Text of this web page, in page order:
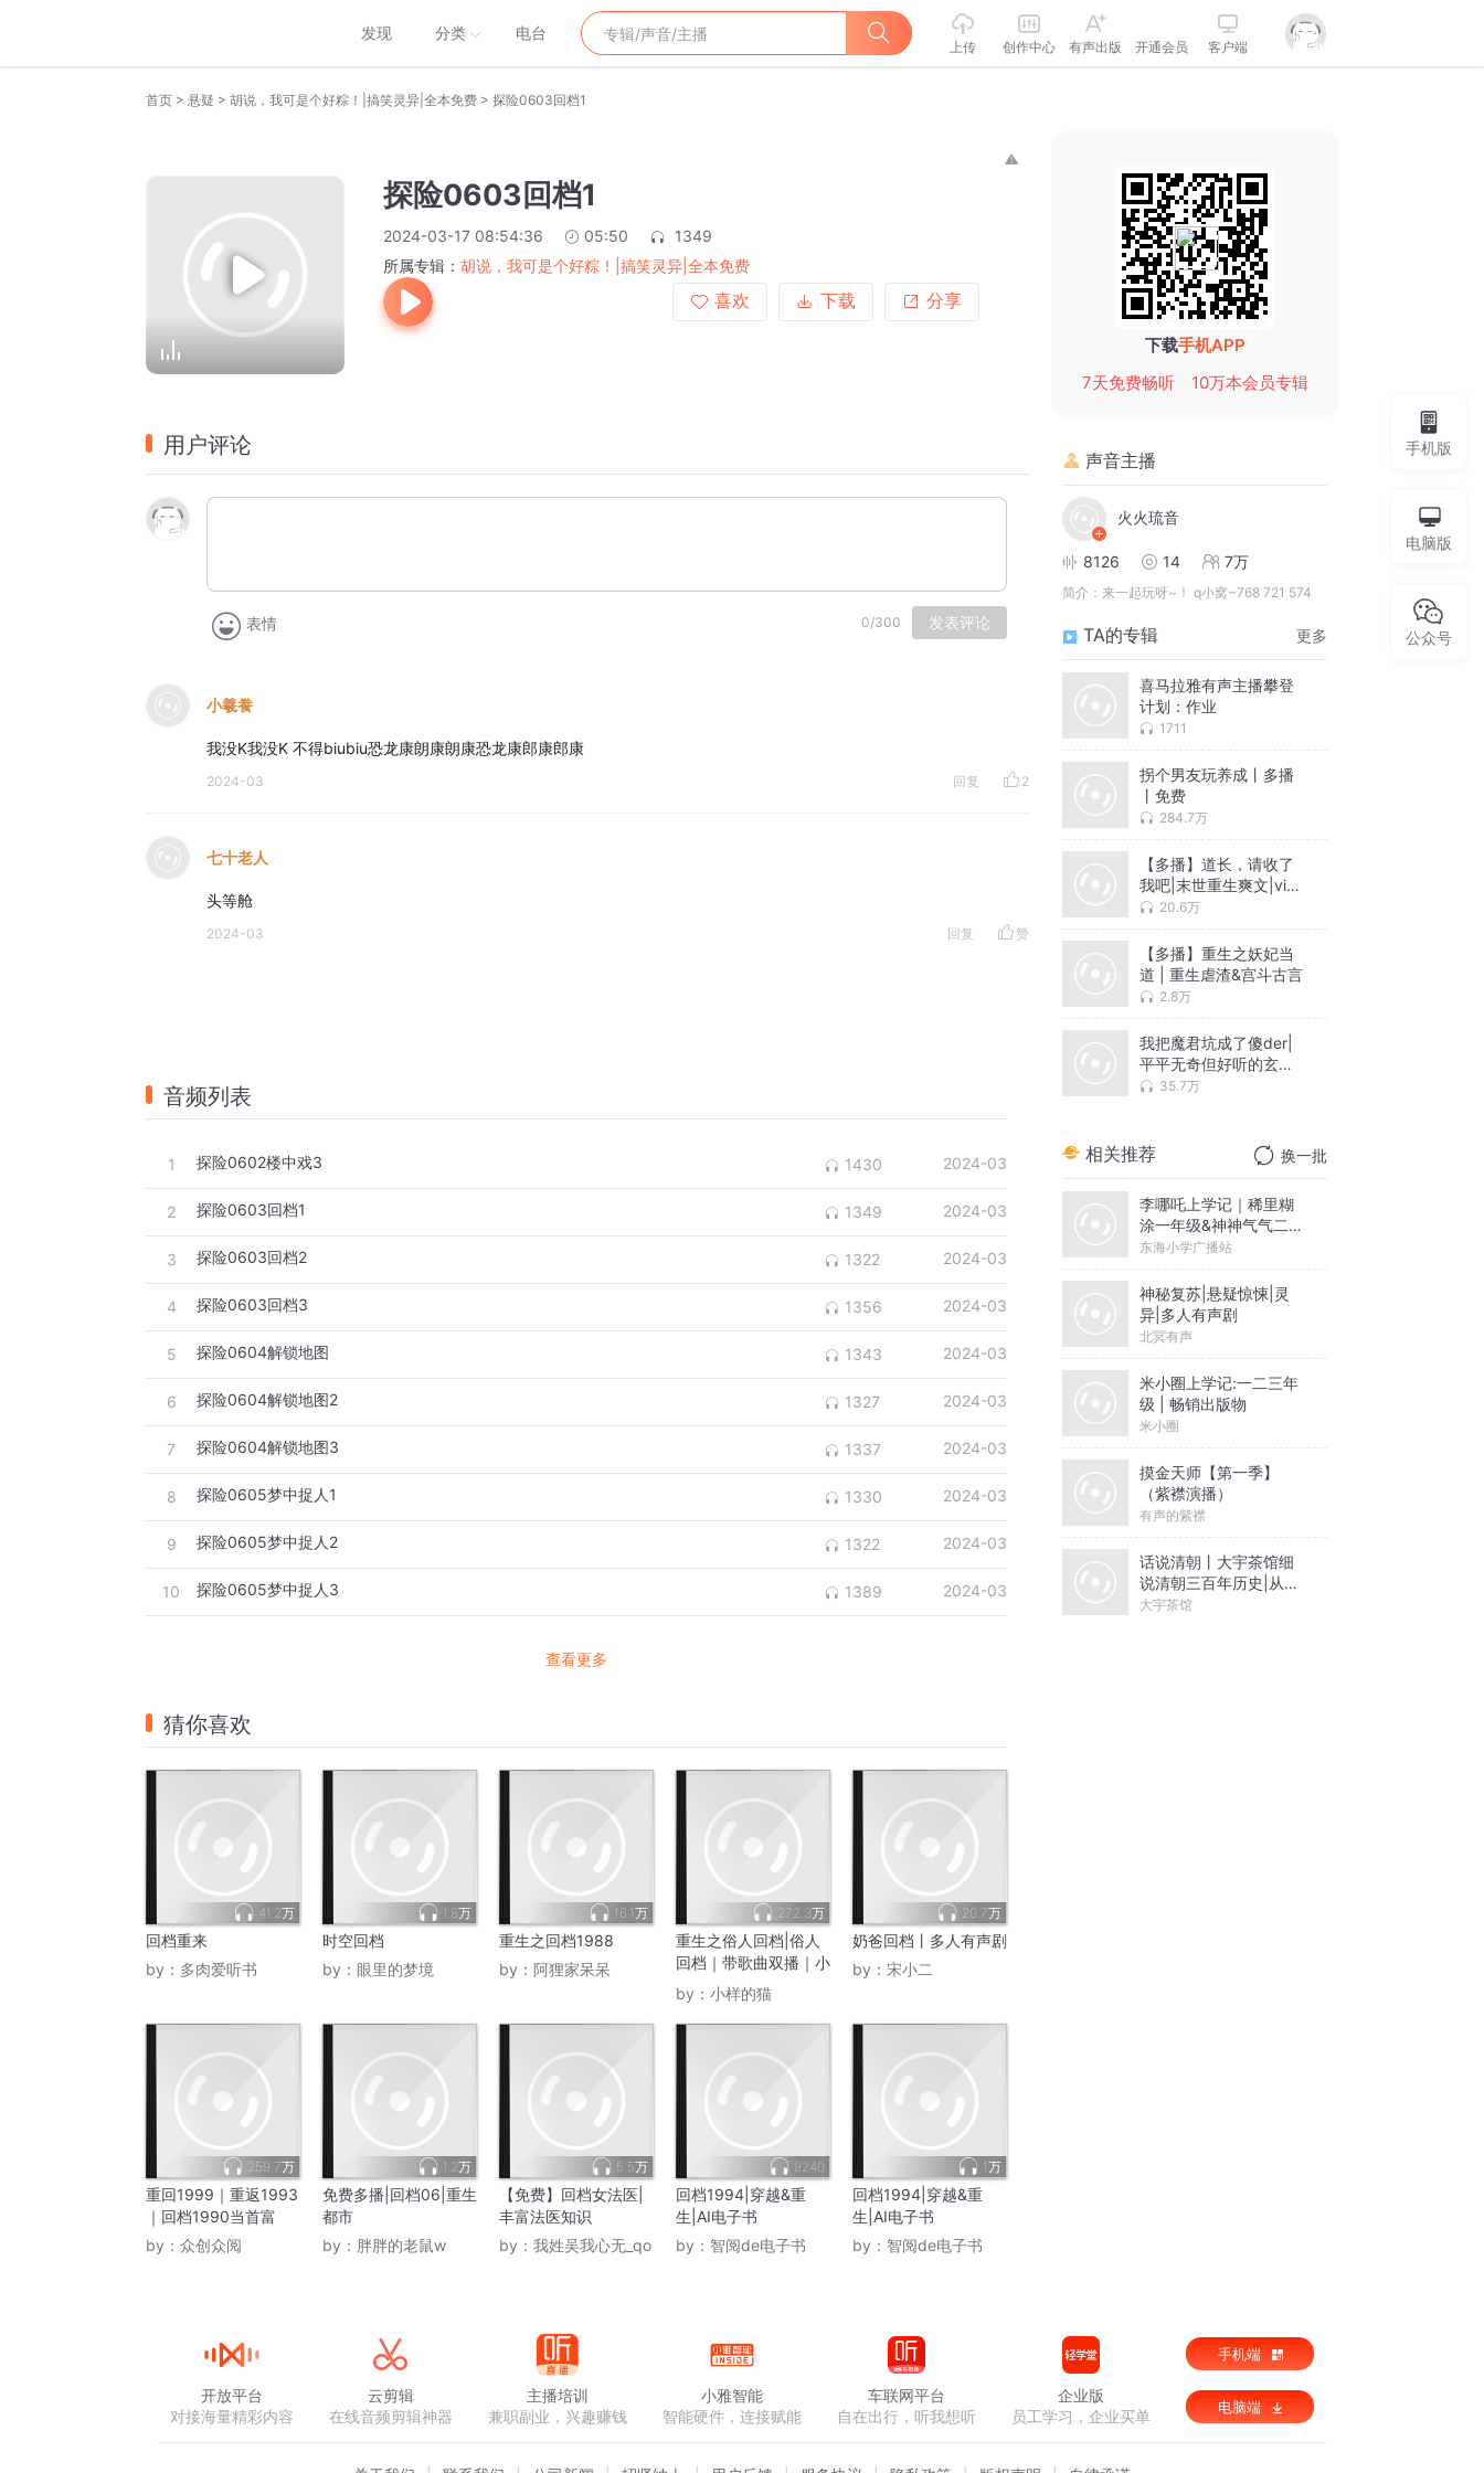
发现 分类 电台
上传 创作中心 有声出版 开通会员 客户端
首页 > 悬疑 > 胡说，我可是个好粽！|搞笑灵异|全本免费 > 探险0603回档1
探险0603回档1
2024-03-17 08:54:36 05:50
1349
所属专辑： 胡说，我可是个好粽！|搞笑灵异|全本免费
喜欢
下载 分享
用户评论
表情 0/300 发表评论
小羲飬
我没K我没K 不得biubiu恐龙康朗康朗康恐龙康郎康郎康
2024-03 回复 2
七十老人
头等舱
2024-03 回复 赞
音频列表
1 探险0602楼中戏3 1430 2024-03
2 探险0603回档1 1349 2024-03
3 探险0603回档2 1322 2024-03
4 探险0603回档3 1356 2024-03
5 探险0604解锁地图 1343 2024-03
6 探险0604解锁地图2 1327 2024-03
7 探险0604解锁地图3 1337 2024-03
8 探险0605梦中捉人1 1330 2024-03
9 探险0605梦中捉人2 1322 2024-03
10 探险0605梦中捉人3 1389 2024-03
查看更多
猜你喜欢
41.2万
回档重来
by： 多肉爱听书
1.8万
时空回档
by： 眼里的梦境
16.1万
重生之回档1988
by： 阿狸家呆呆
272.3万
重生之俗人回档|俗人
回档｜带歌曲双播｜小
样的猫｜VIP免费
by： 小样的猫
20.7万
奶爸回档丨多人有声剧
by： 宋小二
259.7万
重回1999｜重返1993
｜回档1990当首富
by： 众创众阅
1.2万
免费多播|回档06|重生
都市
by： 胖胖的老鼠w
5.5万
【免费】回档女法医|
丰富法医知识
by： 我姓吴我心无_qo
9240
回档1994|穿越&重
生|AI电子书
by： 智阅de电子书
1万
回档1994|穿越&重
生|AI电子书
by： 智阅de电子书
下载手机APP
7天免费畅听
10万本会员专辑
声音主播
火火琉音
8126 14 7万
简介： 来一起玩呀~！ q小窝~768 721 574
TA的专辑 更多
喜马拉雅有声主播攀登
计划：作业
1711
拐个男友玩养成丨多播
丨免费
284.7万
【多播】道长，请收了
我吧|末世重生爽文|vip
免费20.6万
【多播】重生之妖妃当
道 | 重生虐渣&宫斗古言
2.8万
我把魔君坑成了傻der|
平平无奇但好听的玄幻
小说35.7万
相关推荐 换一批
李哪吒上学记｜稀里糊
涂一年级&神神气气二年
级
东海小学广播站
神秘复苏|悬疑惊悚|灵
异|多人有声剧
北冥有声
米小圈上学记:一二三年
级 | 畅销出版物
米小圈
摸金天师【第一季】
（紫襟演播）
有声的紫襟
话说清朝丨大宇茶馆细
说清朝三百年历史|从努
尔哈赤到末代皇帝溥仪|
大宇茶馆
手机版
电脑版
公众号
开放平台
对接海量精彩内容
云剪辑
在线音频剪辑神器
主播培训
兼职副业，兴趣赚钱
小雅智能
智能硬件，连接赋能
车联网平台
自在出行，听我想听
企业版
员工学习，企业买单
手机端
电脑端